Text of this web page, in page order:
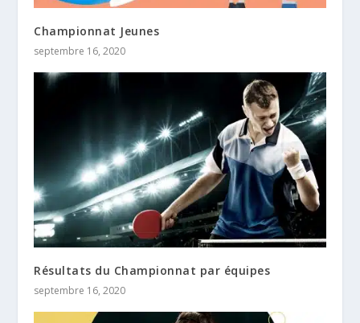
Championnat Jeunes
septembre 16, 2020
Résultats du Championnat par équipes
septembre 16, 2020